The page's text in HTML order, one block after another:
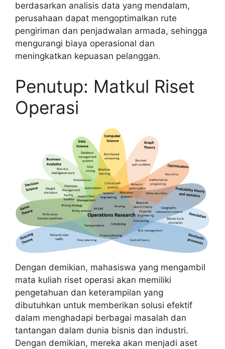
berdasarkan analisis data yang mendalam,
perusahaan dapat mengoptimalkan rute
pengiriman dan penjadwalan armada, sehingga
mengurangi biaya operasional dan
meningkatkan kepuasan pelanggan.
Penutup: Matkul Riset
Operasi
Dengan demikian, mahasiswa yang mengambil
mata kuliah riset operasi akan memiliki
pengetahuan dan keterampilan yang
dibutuhkan untuk memberikan solusi efektif
dalam menghadapi berbagai masalah dan
tantangan dalam dunia bisnis dan industri.
Dengan demikian, mereka akan menjadi aset